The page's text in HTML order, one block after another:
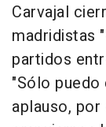
Carvajal
madridistas
partidos
"Sólo
aplauso,